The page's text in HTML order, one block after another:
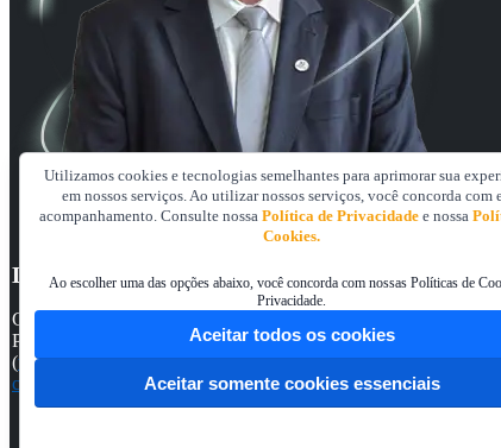
LAUDELINO JOCHEM
Contador, Bacharel em Ciências Contábeis, Especialista em
Paraná (PUCPR), Aperfeiçoamento em Contabilidade
(www.aicconsultoria.com.br), Vice Presidente de
currículo completono portal de eventos do CRCPR.
Utilizamos cookies e tecnologias semelhantes para aprimorar sua
em nossos serviços. Ao utilizar nossos serviços, você concorda com
acompanhamento. Consulte nossaPolítica de Privacidade e nossa
Cookies.
Ao escolher uma das opções abaixo, você concorda com nossas Políticas de
Privacidade.
Aceitar todos os cookies
Aceitar somente cookies essenciais